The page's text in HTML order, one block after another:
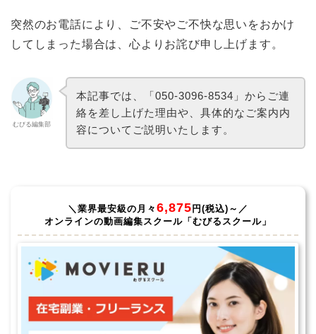
突然のお電話により、ご不安やご不快な思いをおかけ
してしまった場合は、心よりお詫び申し上げます。
むびる編集部
本記事では、「050-3096-8534」からご連
絡を差し上げた理由や、具体的なご案内内
容についてご説明いたします。
＼業界最安級の月々 6,875 円(税込)～／
オンラインの動画編集スクール「むびるスクール」